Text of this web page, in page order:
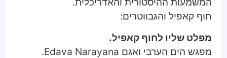
המשמעות ההיסטורית והאדריכלית.
חוף קאפיל והגבווטרים:
מפלט שליו לחוף קאפיל.
מפגש הים הערבי ואגם Edava Narayana.